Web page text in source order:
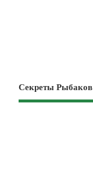
Секреты Рыбаков